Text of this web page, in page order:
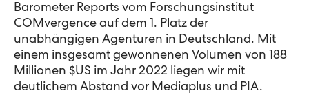
Barometer Reports vom Forschungsinstitut
COMvergence auf dem 1. Platz der
unabhängigen Agenturen in Deutschland. Mit
einem insgesamt gewonnenen Volumen von 188
Millionen $US im Jahr 2022 liegen wir mit
deutlichem Abstand vor Mediaplus und PIA.